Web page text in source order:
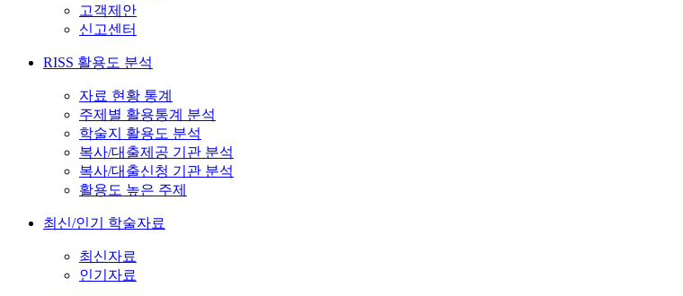
고객제안
신고센터
RISS 활용도 분석
자료 현황 통계
주제별 활용통계 분석
학술지 활용도 분석
복사/대출제공 기관 분석
복사/대출신청 기관 분석
활용도 높은 주제
최신/인기 학술자료
최신자료
인기자료